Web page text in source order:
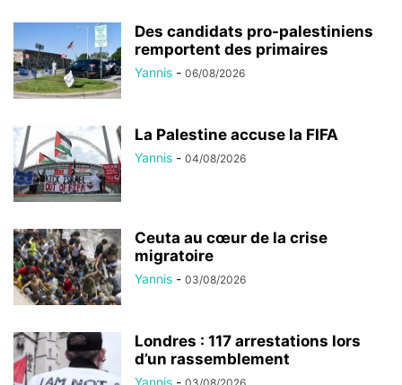
Des candidats pro-palestiniens
remportent des primaires
Yannis - 06/08/2026
La Palestine accuse la FIFA
Yannis - 04/08/2026
Ceuta au cœur de la crise
migratoire
Yannis - 03/08/2026
Londres : 117 arrestations lors
d’un rassemblement
Yannis -